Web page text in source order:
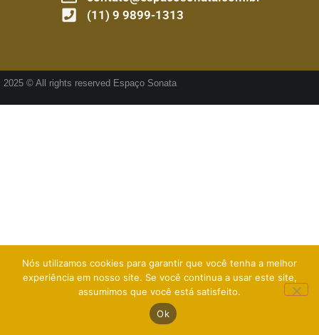
(11) 9 9899-1313
2025 © All rights reserved Espaço Sonata
Nós utilizamos cookies para garantir que você tenha a melhor
experiência em nosso site. Se você continua a usar este site,
assumimos que você está satisfeito.
Ok